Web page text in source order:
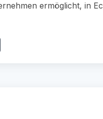
ermöglicht, in